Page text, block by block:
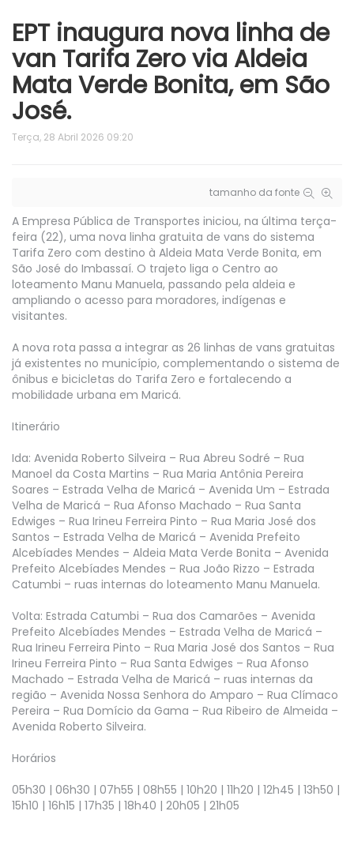
EPT inaugura nova linha de
van Tarifa Zero via Aldeia
Mata Verde Bonita, em São
José.
Terça, 28 Abril 2026 09:20
tamanho da fonte
A Empresa Pública de Transportes iniciou, na última terça-
feira (22), uma nova linha gratuita de vans do sistema
Tarifa Zero com destino à Aldeia Mata Verde Bonita, em
São José do Imbassaí. O trajeto liga o Centro ao
loteamento Manu Manuela, passando pela aldeia e
ampliando o acesso para moradores, indígenas e
visitantes.
A nova rota passa a integrar as 26 linhas de vans gratuitas
já existentes no município, complementando o sistema de
ônibus e bicicletas do Tarifa Zero e fortalecendo a
mobilidade urbana em Maricá.
Itinerário
Ida: Avenida Roberto Silveira – Rua Abreu Sodré – Rua
Manoel da Costa Martins – Rua Maria Antônia Pereira
Soares – Estrada Velha de Maricá – Avenida Um – Estrada
Velha de Maricá – Rua Afonso Machado – Rua Santa
Edwiges – Rua Irineu Ferreira Pinto – Rua Maria José dos
Santos – Estrada Velha de Maricá – Avenida Prefeito
Alcebíades Mendes – Aldeia Mata Verde Bonita – Avenida
Prefeito Alcebíades Mendes – Rua João Rizzo – Estrada
Catumbi – ruas internas do loteamento Manu Manuela.
Volta: Estrada Catumbi – Rua dos Camarões – Avenida
Prefeito Alcebíades Mendes – Estrada Velha de Maricá –
Rua Irineu Ferreira Pinto – Rua Maria José dos Santos – Rua
Irineu Ferreira Pinto – Rua Santa Edwiges – Rua Afonso
Machado – Estrada Velha de Maricá – ruas internas da
região – Avenida Nossa Senhora do Amparo – Rua Clímaco
Pereira – Rua Domício da Gama – Rua Ribeiro de Almeida –
Avenida Roberto Silveira.
Horários
05h30 | 06h30 | 07h55 | 08h55 | 10h20 | 11h20 | 12h45 | 13h50 |
15h10 | 16h15 | 17h35 | 18h40 | 20h05 | 21h05